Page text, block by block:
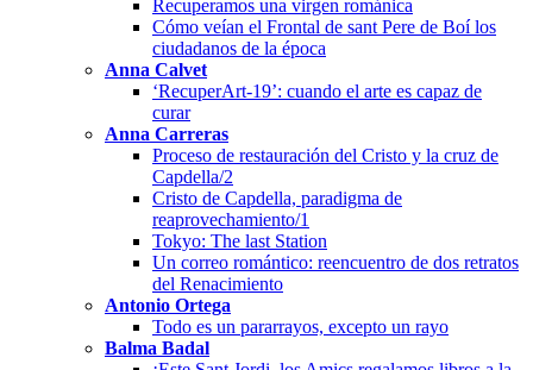
Recuperamos una virgen románica
Cómo veían el Frontal de sant Pere de Boí los
ciudadanos de la época
Anna Calvet
‘RecuperArt-19’: cuando el arte es capaz de
curar
Anna Carreras
Proceso de restauración del Cristo y la cruz de
Capdella/2
Cristo de Capdella, paradigma de
reaprovechamiento/1
Tokyo: The last Station
Un correo romántico: reencuentro de dos retratos
del Renacimiento
Antonio Ortega
Todo es un pararrayos, excepto un rayo
Balma Badal